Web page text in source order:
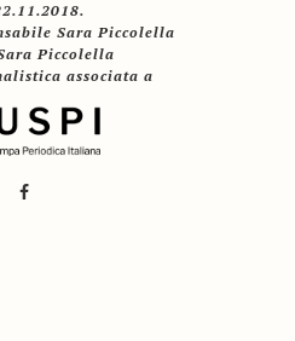
Sara Piccolella
Piccolella
associata a